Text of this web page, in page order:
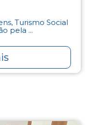
Turismo Social
pela ...